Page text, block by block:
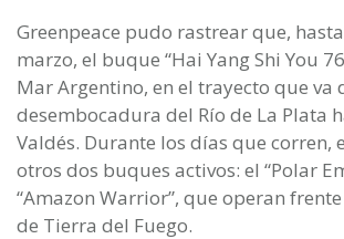
Greenpeace pudo rastrear que,
marzo, el buque “Hai Yang Shi You
Mar Argentino, en el trayecto que va
desembocadura del Río de La Plata
Valdés. Durante los días que corren,
otros dos buques activos: el “Polar
“Amazon Warrior”, que operan
de Tierra del Fuego.